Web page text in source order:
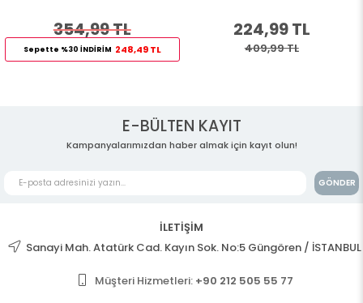
354,99 TL
Sepette %30 İNDİRİM 248,49 TL
224,99 TL
409,99 TL
E-BÜLTEN KAYIT
Kampanyalarımızdan haber almak için kayıt olun!
GÖNDER
İLETİŞİM
Sanayi Mah. Atatürk Cad. Kayın Sok. No:5 Güngören / İSTANBUL
Müşteri Hizmetleri: +90 212 505 55 77